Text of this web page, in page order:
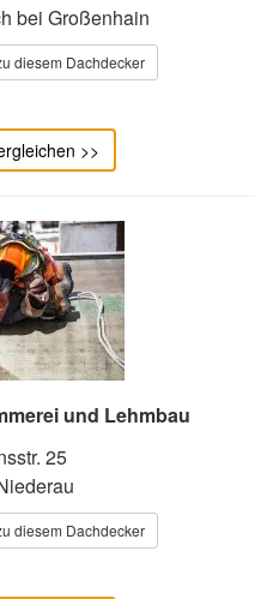
bei Großenhain
diesem Dachdecker
>>
und Lehmbau
25
diesem Dachdecker